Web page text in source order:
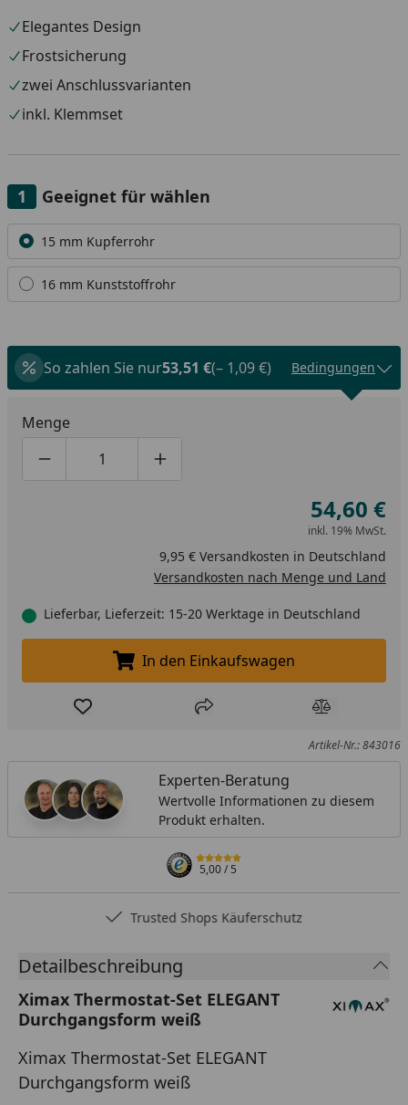
Elegantes Design
Frostsicherung
zwei Anschlussvarianten
inkl. Klemmset
Geeignet für wählen
Alle anzeigen (2)
15 mm Kupferrohr
16 mm Kunststoffrohr
So zahlen Sie nur53,51 €(– 1,09 €) Bedingungen
Menge
Produktmenge um eins verringern
Produktmenge manuell eingeben
Produktmenge um eins erhöhen
54,60 €
inkl. 19% MwSt.
9,95 € Versandkosten in Deutschland
Versandkosten nach Menge und Land
Lieferbar, Lieferzeit: 15-20 Werktage in Deutschland
In den Einkaufswagen legen
In den Einkaufswagen
Produkt zur Wunschliste hinzufügen
Teilen Produkt
Artikel-Nr.: 843016
Experten-Beratung
Wertvolle Informationen zu diesem
Produkt erhalten.
5,00/ 5
Trusted Shops Käuferschutz
Detailbeschreibung
Ximax Thermostat-Set ELEGANT
Durchgangsform weiß
Ximax Thermostat-Set ELEGANT
Durchgangsform weiß